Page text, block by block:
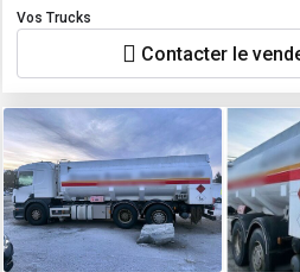
Vos Trucks
Contacter le